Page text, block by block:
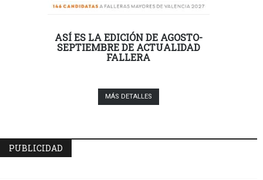
ASÍ ES LA EDICIÓN DE AGOSTO-
SEPTIEMBRE DE ACTUALIDAD
FALLERA
MÁS DETALLES
PUBLICIDAD